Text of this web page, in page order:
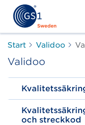
Start Validoo
Validoo
och streckkod